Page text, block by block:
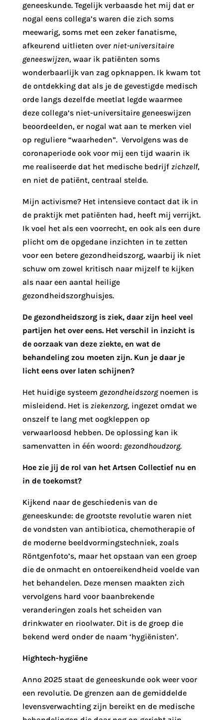
geneeskunde. Tegelijk verbaasde het mij dat er
nogal eens collega’s waren die zich soms
meewarig, soms met een zeker fanatisme,
afkeurend uitlieten over niet-universitaire
geneeswijzen, waar ik patiënten soms
wonderbaarlijk van zag opknappen. Ik kwam tot
de ontdekking dat als je de gevestigde medisch
orde langs dezelfde meetlat legde waarmee
deze collega’s niet-universitaire geneeswijzen
beoordeelden, er nogal wat aan te merken viel
op reguliere “waarheden”. Vervolgens was de
coronaperiode ook voor mij een tijd waarin ik
me realiseerde dat het medische bedrijf zichzelf,
en niet de patiënt, centraal stelde.
Mijn activisme? Het intensieve contact dat ik in
de praktijk met patiënten had, heeft mij verrijkt.
Ik voel het als een voorrecht, en ook als een dure
plicht om de opgedane inzichten in te zetten
voor een betere gezondheidszorg, waarbij ik niet
schuw om zowel kritisch naar mijzelf te kijken
als naar een aantal heilige
gezondheidszorghuisjes.
De gezondheidszorg is ziek, daar zijn heel veel
partijen het over eens. Het verschil in inzicht is
de oorzaak van deze ziekte, en wat de
behandeling zou moeten zijn. Kun je daar je
licht eens over laten schijnen?
Het huidige systeem gezondheidszorgnoemen is
misleidend. Het is ziekenzorg, ingezet omdat we
onszelf te lang met oogkleppen op
verwaarloosd hebben. De oplossing kan ik
samenvatten in één woord: gezondhoudzorg.
Hoe zie jij de rol van het Artsen Collectief nu en
in de toekomst?
Kijkend naar de geschiedenis van de
geneeskunde: de grootste revolutie waren niet
de vondsten van antibiotica, chemotherapie of
de moderne beeldvormingstechniek, zoals
Röntgenfoto’s, maar het opstaan van een groep
die de onmacht en ontoereikendheid voelde van
het behandelen. Deze mensen maakten zich
vervolgens hard voor baanbrekende
veranderingen zoals het scheiden van
drinkwater en rioolwater. Dit is de groep die
bekend werd onder de naam ‘hygiënisten’.
Hightech-hygiëne
Anno 2025 staat de geneeskunde ook weer voor
een revolutie. De grenzen aan de gemiddelde
levensverwachting zijn bereikt en de medische